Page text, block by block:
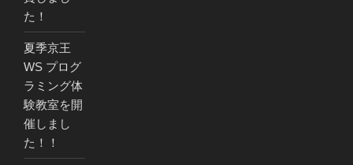
た！
夏季京王
WS プログ
ラミング体
験教室を開
催しまし
た！！